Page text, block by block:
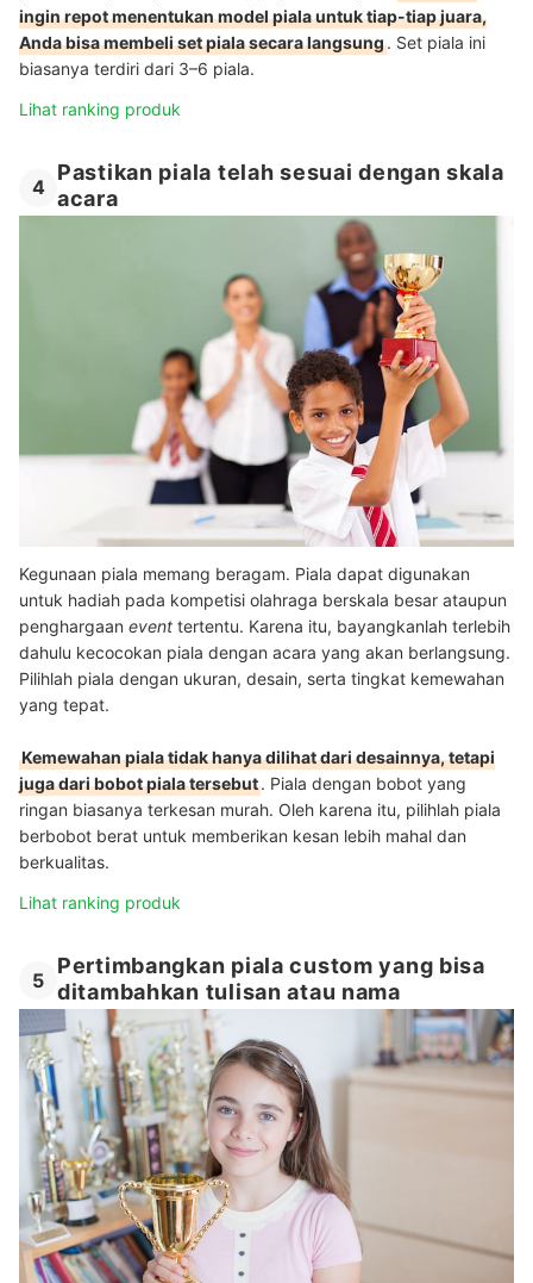
ingin repot menentukan model piala untuk tiap-tiap juara,
Anda bisa membeli set piala secara langsung. Set piala ini
biasanya terdiri dari 3–6 piala.
Lihat ranking produk
4
Pastikan piala telah sesuai dengan skala
acara
Kegunaan piala memang beragam. Piala dapat digunakan
untuk hadiah pada kompetisi olahraga berskala besar ataupun
penghargaan event tertentu. Karena itu, bayangkanlah terlebih
dahulu kecocokan piala dengan acara yang akan berlangsung.
Pilihlah piala dengan ukuran, desain, serta tingkat kemewahan
yang tepat.
Kemewahan piala tidak hanya dilihat dari desainnya, tetapi
juga dari bobot piala tersebut. Piala dengan bobot yang
ringan biasanya terkesan murah. Oleh karena itu, pilihlah piala
berbobot berat untuk memberikan kesan lebih mahal dan
berkualitas.
Lihat ranking produk
5
Pertimbangkan piala custom yang bisa
ditambahkan tulisan atau nama